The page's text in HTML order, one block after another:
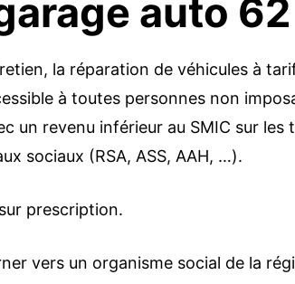
auto 62
la réparation de véhicules à
à toutes personnes non
un revenu inférieur au SMIC sur les
sociaux (RSA, ASS, AAH, …).
prescription.
vers un organisme social de la